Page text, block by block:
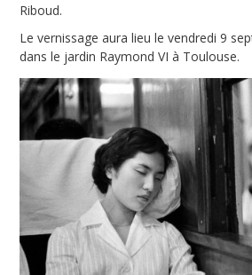
Riboud.
Le vernissage aura lieu le vendredi 9
dans le jardin Raymond VI à Toulouse.